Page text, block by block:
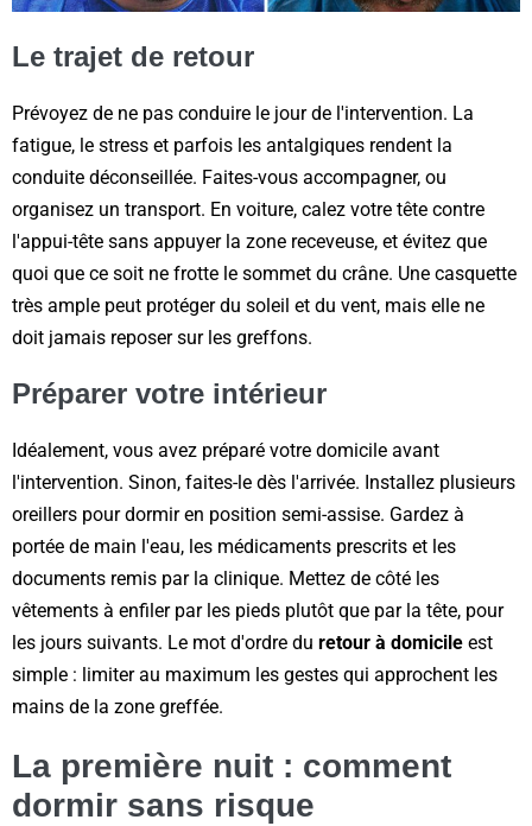
Le trajet de retour
Prévoyez de ne pas conduire le jour de l'intervention. La
fatigue, le stress et parfois les antalgiques rendent la
conduite déconseillée. Faites-vous accompagner, ou
organisez un transport. En voiture, calez votre tête contre
l'appui-tête sans appuyer la zone receveuse, et évitez que
quoi que ce soit ne frotte le sommet du crâne. Une casquette
très ample peut protéger du soleil et du vent, mais elle ne
doit jamais reposer sur les greffons.
Préparer votre intérieur
Idéalement, vous avez préparé votre domicile avant
l'intervention. Sinon, faites-le dès l'arrivée. Installez plusieurs
oreillers pour dormir en position semi-assise. Gardez à
portée de main l'eau, les médicaments prescrits et les
documents remis par la clinique. Mettez de côté les
vêtements à enfiler par les pieds plutôt que par la tête, pour
les jours suivants. Le mot d'ordre du retour à domicile est
simple : limiter au maximum les gestes qui approchent les
mains de la zone greffée.
La première nuit : comment
dormir sans risque